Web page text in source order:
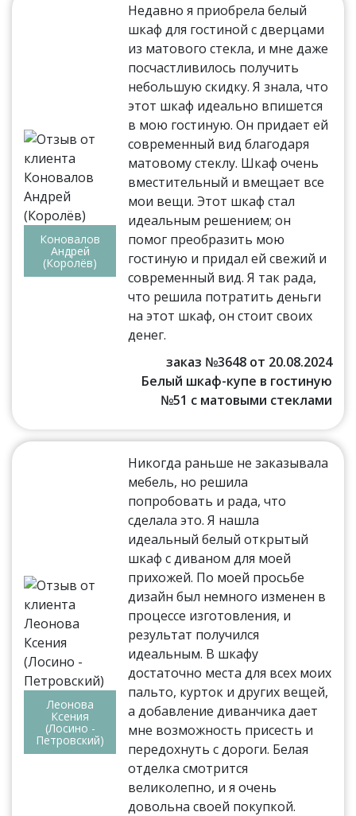
Коновалов
Андрей
(Королёв)
Недавно я приобрела белый
шкаф для гостиной с дверцами
из матового стекла, и мне даже
посчастливилось получить
небольшую скидку. Я знала, что
этот шкаф идеально впишется
в мою гостиную. Он придает ей
современный вид благодаря
матовому стеклу. Шкаф очень
вместительный и вмещает все
мои вещи. Этот шкаф стал
идеальным решением; он
помог преобразить мою
гостиную и придал ей свежий и
современный вид. Я так рада,
что решила потратить деньги
на этот шкаф, он стоит своих
денег.
заказ №3648 от 20.08.2024
Белый шкаф-купе в гостиную
№51 с матовыми стеклами
Леонова
Ксения
(Лосино -
Петровский)
Никогда раньше не заказывала
мебель, но решила
попробовать и рада, что
сделала это. Я нашла
идеальный белый открытый
шкаф с диваном для моей
прихожей. По моей просьбе
дизайн был немного изменен в
процессе изготовления, и
результат получился
идеальным. В шкафу
достаточно места для всех моих
пальто, курток и других вещей,
а добавление диванчика дает
мне возможность присесть и
передохнуть с дороги. Белая
отделка смотрится
великолепно, и я очень
довольна своей покупкой.